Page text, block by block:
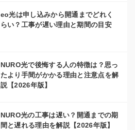
eo光は申し込みから開通までどれく
らい？工事が遅い理由と期間の目安
NURO光で後悔する人の特徴は？思っ
たより手間がかかる理由と注意点を解
説【2026年版】
NURO光の工事は遅い？開通までの期
間と遅れる理由を解説【2026年版】